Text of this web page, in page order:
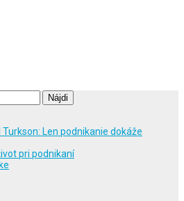
Len podnikanie dokáže
pri podnikaní